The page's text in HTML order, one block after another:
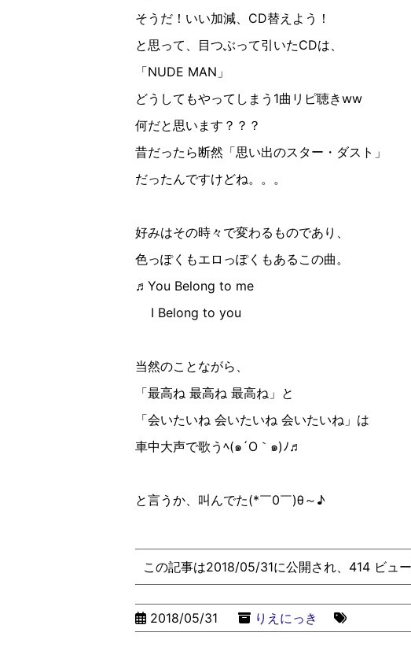
そうだ！いい加減、CD替えよう！
と思って、目つぶって引いたCDは、
「NUDE MAN」
どうしてもやってしまう1曲リピ聴きww
何だと思います？？？
昔だったら断然「思い出のスター・ダスト」
だったんですけどね。。。
好みはその時々で変わるものであり、
色っぽくもエロっぽくもあるこの曲。
♬You Belong to me
I Belong to you
当然のことながら、
「最高ね 最高ね 最高ね」と
「会いたいね 会いたいね 会いたいね」は
車中大声で歌うﾍ(๑´O｀๑)ﾉ♬
と言うか、叫んでた(*￣0￣)θ～♪
この記事は2018/05/31に公開され、414 ビュー
2018/05/31 りえにっき